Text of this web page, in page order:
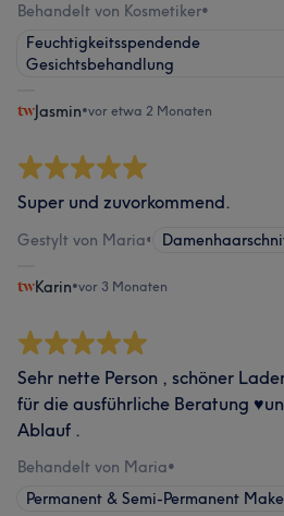
Behandelt von Kosmetiker•
Feuchtigkeitsspendende
Gesichtsbehandlung
Jasmin•vor etwa 2 Monaten
Super und zuvorkommend.
Gestylt von Maria•
Karin•vor 3 Monaten
Sehr nette Person , schöner
für die ausführliche Beratung
Ablauf .
Behandelt von Maria•
Permanent & Semi-Permanent